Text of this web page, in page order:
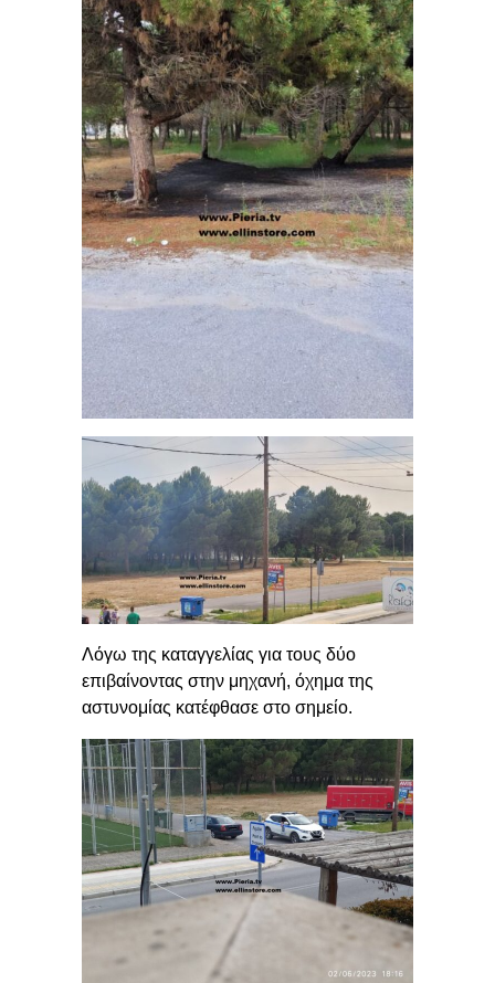
Λόγω της καταγγελίας για τους δύο
επιβαίνοντας στην μηχανή, όχημα της
αστυνομίας κατέφθασε στο σημείο.